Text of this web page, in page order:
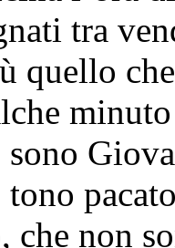
tra
quello
sono
che non